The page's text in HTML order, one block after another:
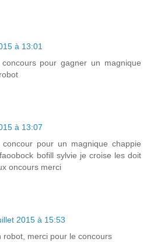
à 13:01
pour gagner un magnique
à 13:07
pour un magnique chappie
bofill sylvie je croise les doit
oncours merci
2015 à 15:53
robot, merci pour le concours